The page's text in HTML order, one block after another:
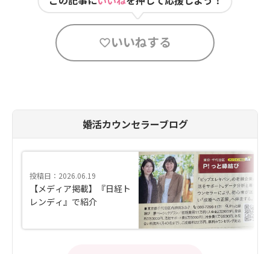
いいねする
婚活カウンセラーブログ
投稿日：2026.06.19
【メディア掲載】『日経ト
レンディ』で紹介